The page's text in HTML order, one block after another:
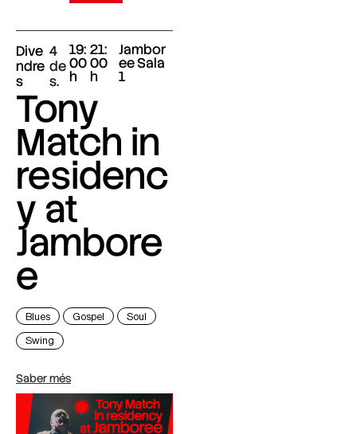
Dive
ndre
s
4
de
s.
19:
00
h
21:
00
h
Jambor
ee Sala
1
Tony
Match in
residenc
y at
Jambore
e
Blues Gospel Soul
Swing
Saber més